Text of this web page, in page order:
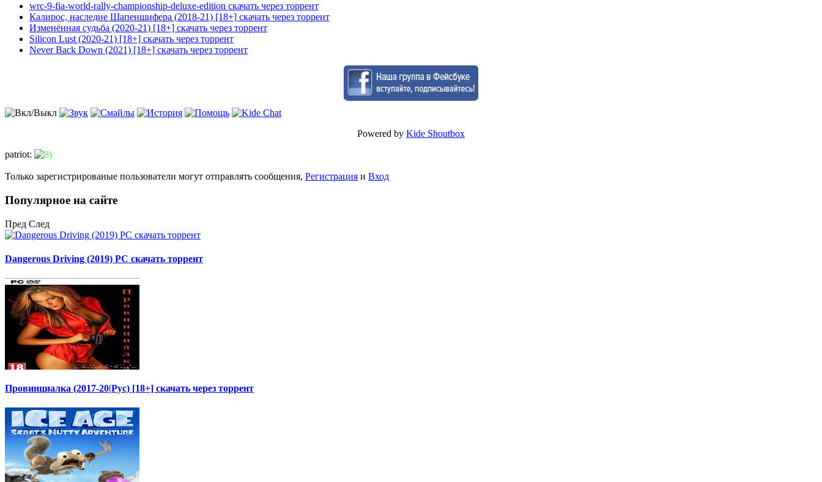
wrc-9-fia-world-rally-championship-deluxe-edition скачать через торрент
Калирос, наследие Шапеншифера (2018-21) [18+] скачать через торрент
Изменённая судьба (2020-21) [18+] скачать через торрент
Silicon Lust (2020-21) [18+] скачать через торрент
Never Back Down (2021) [18+] скачать через торрент
Powered by Kide Shoutbox
patriot:
Только зарегистрированые пользователи могут отправлять сообщения, Регистрация и Вход
Популярное на сайте
Пред След
Dangerous Driving (2019) PC скачать торрент
Провинциалка (2017-20|Рус) [18+] скачать через торрент